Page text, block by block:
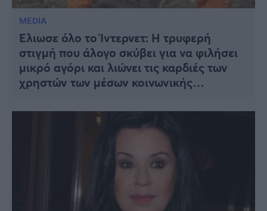
MEDIA
Έλιωσε όλο το Ίντερνετ: Η τρυφερή
στιγμή που άλογο σκύβει για να φιλήσει
μικρό αγόρι και λιώνει τις καρδιές των
χρηστών των μέσων κοινωνικής